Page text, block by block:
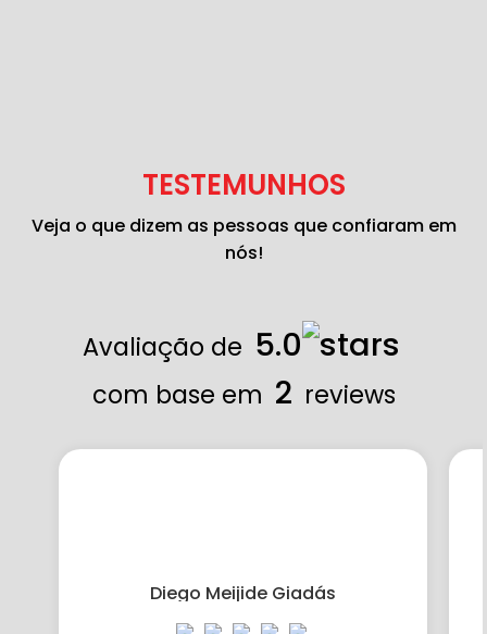
TESTEMUNHOS
Veja o que dizem as pessoas que confiaram em
nós!
Avaliação de 5.0
com base em 2 reviews
Diego Meijide Giadás